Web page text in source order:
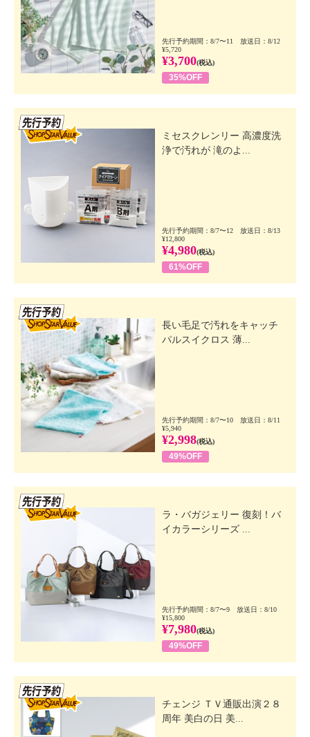
先行予約期間：8/7〜11 放送日：8/12
¥5,720
¥3,700(税込)
35%OFF
ミセスクレンリー 高濃度洗
浄で汚れが 滝のよ...
先行予約期間：8/7〜12 放送日：8/13
¥12,800
¥4,980(税込)
61%OFF
長い毛足で汚れをキャッチ
パルスイクロス 薄...
先行予約期間：8/7〜10 放送日：8/11
¥5,940
¥2,998(税込)
49%OFF
ラ・バガジェリー 復刻！バ
イカラーシリーズ ...
先行予約期間：8/7〜9 放送日：8/10
¥15,800
¥7,980(税込)
49%OFF
チェンジ ＴＶ通販出演２８
周年 美白の日 美...